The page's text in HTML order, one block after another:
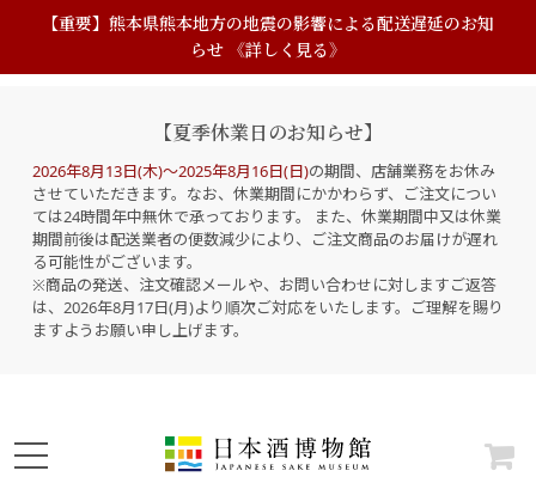
【重要】熊本県熊本地方の地震の影響による配送遅延のお知
らせ 《詳しく見る》
【夏季休業日のお知らせ】
2026年8月13日(木)～2025年8月16日(日)の期間、店舗業務をお休み
させていただきます。なお、休業期間にかかわらず、ご注文につい
ては24時間年中無休で承っております。 また、休業期間中又は休業
期間前後は配送業者の便数減少により、ご注文商品のお届けが遅れ
る可能性がございます。
※商品の発送、注文確認メールや、お問い合わせに対しますご返答
は、2026年8月17日(月)より順次ご対応をいたします。ご理解を賜り
ますようお願い申し上げます。